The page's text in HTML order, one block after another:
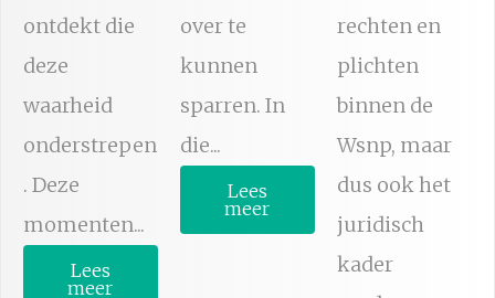
ontdekt die
deze
waarheid
onderstrepen
. Deze
momenten...
Lees
meer
over te
kunnen
sparren. In
die...
Lees
meer
rechten en
plichten
binnen de
Wsnp, maar
dus ook het
juridisch
kader